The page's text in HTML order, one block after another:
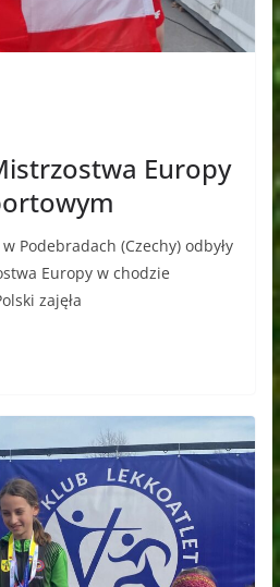
Europy
Podebradach (Czechy) odbyły
Europy w chodzie
zajęła